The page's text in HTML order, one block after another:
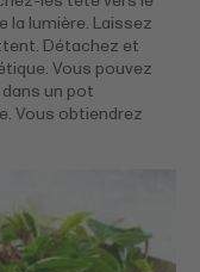
la lumière. Laissez
Détachez et
Vous pouvez
un pot
Vous obtiendrez